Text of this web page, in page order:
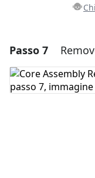
Aggiungi
Passo 7